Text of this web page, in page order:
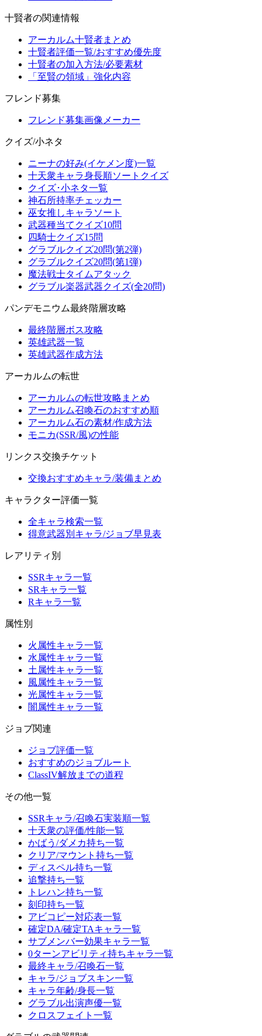
十賢者の関連情報
アーカルム十賢者まとめ
十賢者評価一覧/おすすめ優先度
十賢者の加入方法/必要素材
「至賢の領域」強化内容
フレンド募集
フレンド募集画像メーカー
クイズ/小ネタ
ニーナの好み(イケメン度)一覧
十天衆キャラ身長順ソートクイズ
クイズ･小ネタ一覧
神石所持率チェッカー
巫女推しキャラソート
武器種当てクイズ10問
四騎士クイズ15問
グラブルクイズ20問(第2弾)
グラブルクイズ20問(第1弾)
魔法戦士タイムアタック
グラブル楽器武器クイズ(全20問)
パンデモニウム最終階層攻略
最終階層ボス攻略
英雄武器一覧
英雄武器作成方法
アーカルムの転世
アーカルムの転世攻略まとめ
アーカルム召喚石のおすすめ順
アーカルム石の素材/作成方法
モニカ(SSR/風)の性能
リンクス交換チケット
交換おすすめキャラ/装備まとめ
キャラクター評価一覧
全キャラ検索一覧
得意武器別キャラ/ジョブ早見表
レアリティ別
SSRキャラ一覧
SRキャラ一覧
Rキャラ一覧
属性別
火属性キャラ一覧
水属性キャラ一覧
土属性キャラ一覧
風属性キャラ一覧
光属性キャラ一覧
闇属性キャラ一覧
ジョブ関連
ジョブ評価一覧
おすすめのジョブルート
ClassIV解放までの道程
その他一覧
SSRキャラ/召喚石実装順一覧
十天衆の評価/性能一覧
かばう/ダメカ持ち一覧
クリア/マウント持ち一覧
ディスペル持ち一覧
追撃持ち一覧
トレハン持ち一覧
刻印持ち一覧
アビコピー対応表一覧
確定DA/確定TAキャラ一覧
サブメンバー効果キャラ一覧
0ターンアビリティ持ちキャラ一覧
最終キャラ/召喚石一覧
キャラ/ジョブスキン一覧
キャラ年齢/身長一覧
グラブル出演声優一覧
クロスフェイト一覧